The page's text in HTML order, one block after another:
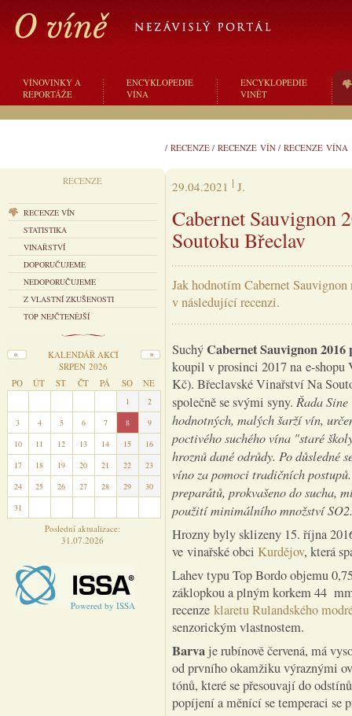
VÍNOVINKY A
REPORTÁŽE
ENCYKLOPEDIE
VÍNA
ENCYKLOPEDIE
VINĚT
/ RECENZE / RECENZE VÍN / RECENZE VÍNA
RECENZE
RECENZE VÍN
STATISTIKA
VINAŘSTVÍ
DOPORUČUJEME
NEDOPORUČUJEME
Z VLASTNÍ ZKUŠENOSTI
TOP NEJČTENĚJŠÍ
KALENDÁŘ AKCÍ
SRPEN 2026
PO
ÚT ST ČT PÁ SO NE
1
2
3
4 5 6 7 8
9
10
11 12 13 14 15
16
17
18 19 20 21 22
23
24
25 26 27 28 29
30
31
Poslední aktualizace:
31.07.2026
Powered by ISSA
29.04.2021 J.
Cabernet Sauvignon
Soutoku Břeclav
Jak hodnotím Cabernet
v následující recenzi.
SuchýCabernet Sauvignon
koupil v prosinci 2017 na e-shopu
Kč). Břeclavské Vinařství Na
společně se svými syny. Řada
hodnotných, malých šarží vín,
poctivého suchého vína "staré
hroznů dané odrůdy. Po
víno za pomoci tradičních
preparátů, prokvašeno do sucha,
použití minimálního množství SO2.
Hrozny byly sklizeny 15. října
ve vinařské obci Kurdějov, která
Lahev typu Top Bordo objemu
záklopkou a plným korkem 44
recenze klaretu Rulandského
senzorickým vlastnostem.
Barva je rubínově červená, má
od prvního okamžiku výraznými
tónů, které se přesouvají do
popíjení a měnící se temperaci se